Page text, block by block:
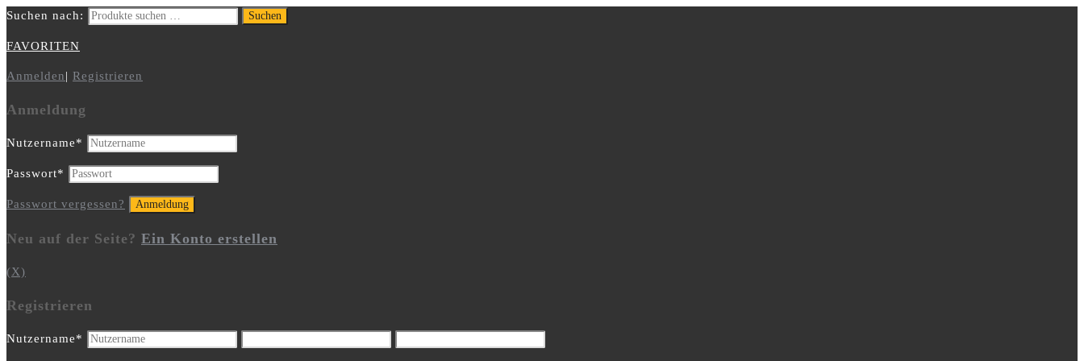
Suchen nach: Suchen
FAVORITEN
Anmelden| Registrieren
Anmeldung
Nutzername*
Passwort*
Passwort vergessen?
Neu auf der Seite? Ein Konto erstellen
(X)
Registrieren
Nutzername*